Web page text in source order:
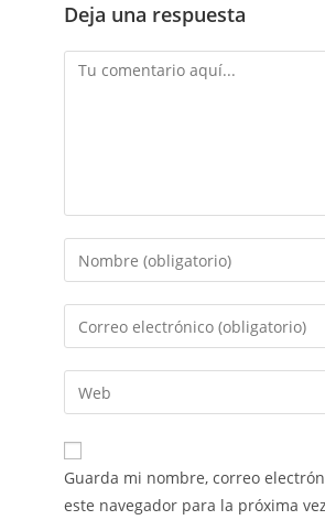
Deja una respuesta
Guarda mi nombre, correo
este navegador para la próxima